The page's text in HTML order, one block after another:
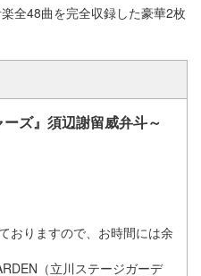
全48曲を完全収録した豪華2枚
ズ』須辺謝留威弁斗～
おりますので、お時間には余
（立川ステージガーデ